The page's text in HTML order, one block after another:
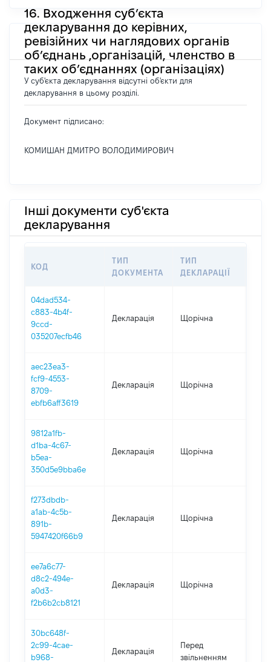
16. Входження суб’єкта
декларування до керівних,
ревізійних чи наглядових органів
об’єднань ,організацій, членство в
таких об’єднаннях (організаціях)
У суб'єкта декларування відсутні об'єкти для
декларування в цьому розділі.
Документ підписано:
КОМИШАН ДМИТРО ВОЛОДИМИРОВИЧ
Інші документи суб'єкта
декларування
КОД
ТИП
ДОКУМЕНТА
ТИП
ДЕКЛАРАЦІЇ
04dad534-
c883-4b4f-
9ccd-
035207ecfb46
Декларація Щорічна
aec23ea3-
fcf9-4553-
8709-
ebfb6aff3619
Декларація Щорічна
9812a1fb-
d1ba-4c67-
b5ea-
350d5e9bba6e
Декларація Щорічна
f273dbdb-
a1ab-4c5b-
891b-
5947420f66b9
Декларація Щорічна
ee7a6c77-
d8c2-494e-
a0d3-
f2b6b2cb8121
Декларація Щорічна
30bc648f-
2c99-4cae-
b968-
Декларація
Перед
звільненням